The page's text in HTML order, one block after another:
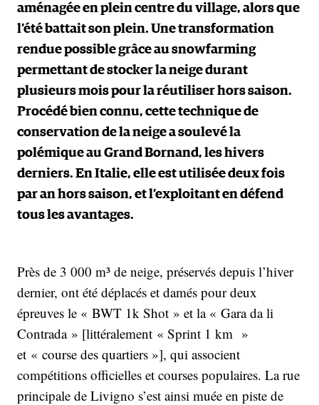
aménagée en plein centre du village, alors que
l’été battait son plein. Une transformation
rendue possible grâce au snowfarming
permettant de stocker la neige durant
plusieurs mois pour la réutiliser hors saison.
Procédé bien connu, cette technique de
conservation de la neige a soulevé la
polémique au Grand Bornand, les hivers
derniers. En Italie, elle est utilisée deux fois
par an hors saison, et l’exploitant en défend
tous les avantages.
Près de 3 000 m³ de neige, préservés depuis l’hiver
dernier, ont été déplacés et damés pour deux
épreuves le « BWT 1k Shot » et la « Gara da li
Contrada » [littéralement « Sprint 1 km »
et « course des quartiers »], qui associent
compétitions officielles et courses populaires. La rue
principale de Livigno s’est ainsi muée en piste de